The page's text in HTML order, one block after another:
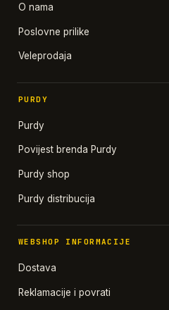
O nama
Poslovne prilike
Veleprodaja
PURDY
Purdy
Povijest brenda Purdy
Purdy shop
Purdy distribucija
WEBSHOP INFORMACIJE
Dostava
Reklamacije i povrati